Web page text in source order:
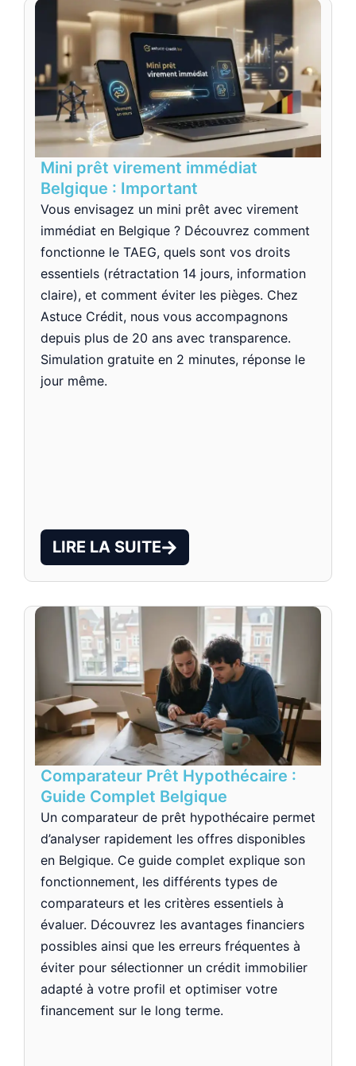
Mini prêt virement immédiat
Belgique : Important
Vous envisagez un mini prêt avec virement
immédiat en Belgique ? Découvrez comment
fonctionne le TAEG, quels sont vos droits
essentiels (rétractation 14 jours, information
claire), et comment éviter les pièges. Chez
Astuce Crédit, nous vous accompagnons
depuis plus de 20 ans avec transparence.
Simulation gratuite en 2 minutes, réponse le
jour même.
LIRE LA SUITE
Comparateur Prêt Hypothécaire :
Guide Complet Belgique
Un comparateur de prêt hypothécaire permet
d’analyser rapidement les offres disponibles
en Belgique. Ce guide complet explique son
fonctionnement, les différents types de
comparateurs et les critères essentiels à
évaluer. Découvrez les avantages financiers
possibles ainsi que les erreurs fréquentes à
éviter pour sélectionner un crédit immobilier
adapté à votre profil et optimiser votre
financement sur le long terme.